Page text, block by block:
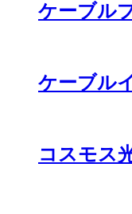
ケーブル
ケーブル
コスモス